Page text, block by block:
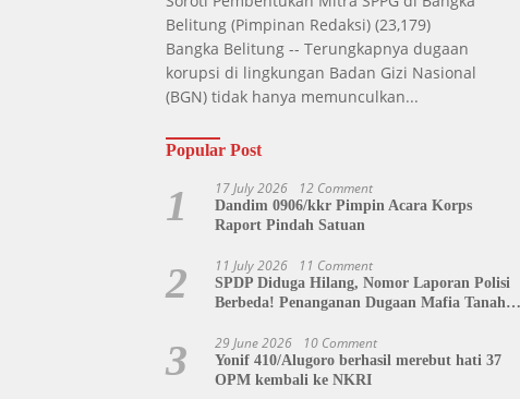
Belitung (Pimpinan Redaksi) (23,179)
Bangka Belitung -- Terungkapnya dugaan
korupsi di lingkungan Badan Gizi Nasional
(BGN) tidak hanya memunculkan...
Popular Post
1 17 July 2026 12 Comment
Dandim 0906/kkr Pimpin Acara Korps
Raport Pindah Satuan
2 11 July 2026 11 Comment
SPDP Diduga Hilang, Nomor Laporan Polisi
Berbeda! Penanganan Dugaan Mafia Tanah
Siap Kawal Hingga Tingkat Pusat
3 29 June 2026 10 Comment
Yonif 410/Alugoro berhasil merebut hati 37
OPM kembali ke NKRI